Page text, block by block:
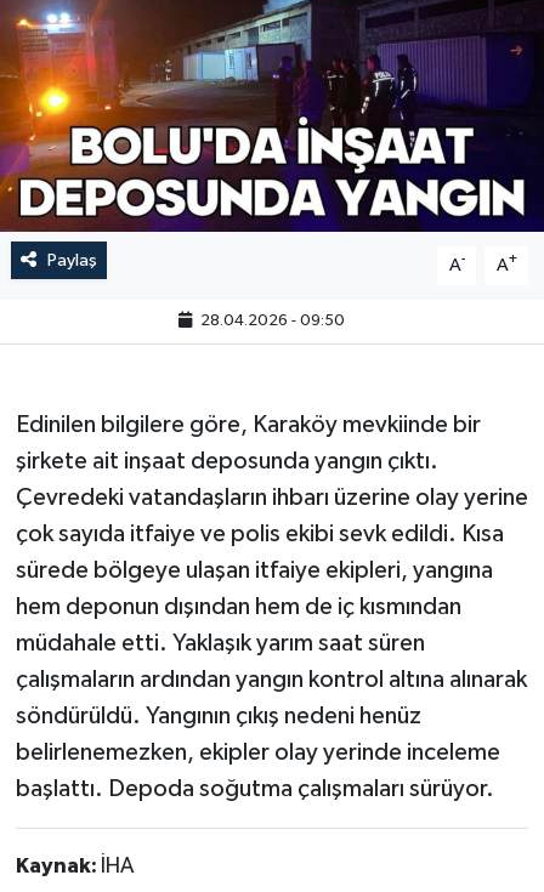
Paylaş A- A+
28.04.2026 - 09:50
Edinilen bilgilere göre, Karaköy mevkiinde bir
şirkete ait inşaat deposunda yangın çıktı.
Çevredeki vatandaşların ihbarı üzerine olay yerine
çok sayıda itfaiye ve polis ekibi sevk edildi. Kısa
sürede bölgeye ulaşan itfaiye ekipleri, yangına
hem deponun dışından hem de iç kısmından
müdahale etti. Yaklaşık yarım saat süren
çalışmaların ardından yangın kontrol altına alınarak
söndürüldü. Yangının çıkış nedeni henüz
belirlenemezken, ekipler olay yerinde inceleme
başlattı. Depoda soğutma çalışmaları sürüyor.
Kaynak: İHA